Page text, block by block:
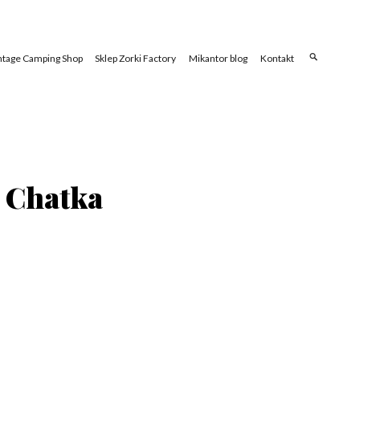
Camping Shop Sklep Zorki Factory Mikantor blog Kontakt